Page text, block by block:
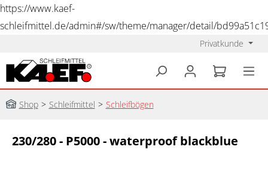
https://www.kaef-
schleifmittel.de/admin#/sw/theme/manager/detail/
Privatkunde
Shop > Schleifmittel > Schleifbögen
230/280 - P5000 - waterproof blackblue